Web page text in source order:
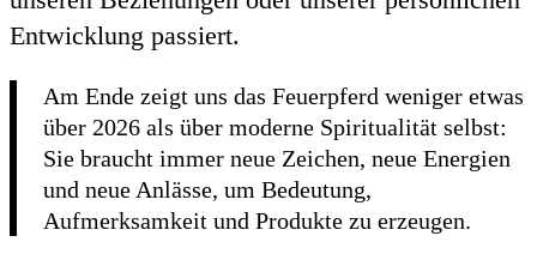
Entwicklung passiert.
Am Ende zeigt uns das Feuerpferd weniger etwas
über 2026 als über moderne Spiritualität selbst:
Sie braucht immer neue Zeichen, neue Energien
und neue Anlässe, um Bedeutung,
Aufmerksamkeit und Produkte zu erzeugen.